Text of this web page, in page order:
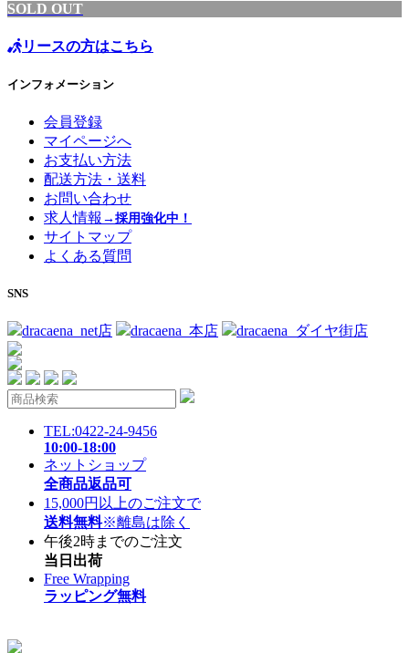
SOLD OUT
リースの方はこちら
インフォメーション
会員登録
マイページへ
お支払い方法
配送方法・送料
お問い合わせ
求人情報 →採用強化中！
サイトマップ
よくある質問
SNS
dracaena_net店 dracaena_本店 dracaena_ダイヤ街店
TEL:0422-24-9456
10:00-18:00
ネットショップ
全商品返品可
15,000円以上のご注文で
送料無料※離島は除く
午後2時までのご注文
当日出荷
Free Wrapping
ラッピング無料